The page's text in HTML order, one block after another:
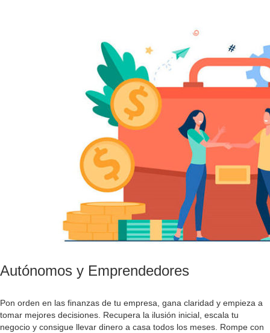
Autónomos y Emprendedores
Pon orden en las finanzas de tu empresa, gana claridad y empieza a
tomar mejores decisiones. Recupera la ilusión inicial, escala tu
negocio y consigue llevar dinero a casa todos los meses. Rompe con